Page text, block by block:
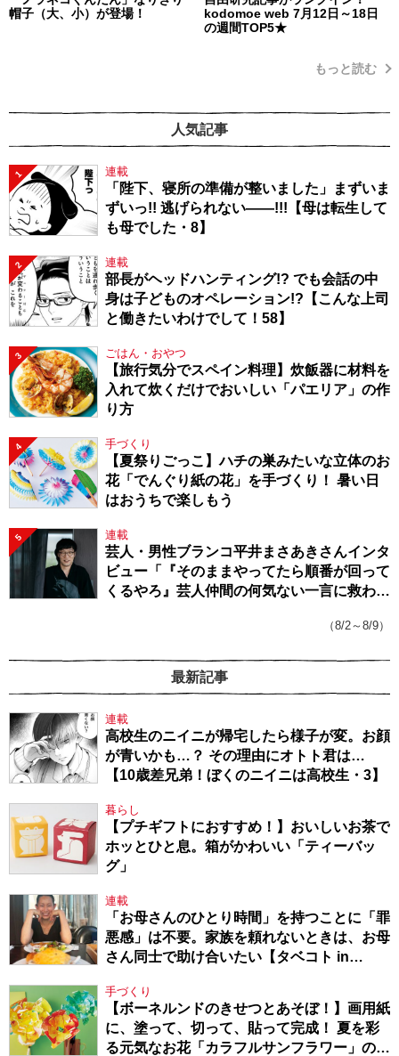
帽子（大、小）が登場！
kodomoe web 7月12日～18日
の週間TOP5★
もっと読む
人気記事
1 連載
「陛下、寝所の準備が整いました」まずいま
ずいっ!! 逃げられない――!!!【母は転生して
も母でした・8】
2 連載
部長がヘッドハンティング!? でも会話の中
身は子どものオペレーション!?【こんな上司
と働きたいわけでして！58】
3 ごはん・おやつ
【旅行気分でスペイン料理】炊飯器に材料を
入れて炊くだけでおいしい「パエリア」の作
り方
4 手づくり
【夏祭りごっこ】ハチの巣みたいな立体のお
花「でんぐり紙の花」を手づくり！ 暑い日
はおうちで楽しもう
5 連載
芸人・男性ブランコ平井まさあきさんインタ
ビュー「『そのままやってたら順番が回って
くるやろ』芸人仲間の何気ない一言に救われ
（8/2～8/9）
最新記事
連載
高校生のニイニが帰宅したら様子が変。お顔
が青いかも…？ その理由にオトト君は…
【10歳差兄弟！ぼくのニイニは高校生・3】
暮らし
【プチギフトにおすすめ！】おいしいお茶で
ホッとひと息。箱がかわいい「ティーバッ
グ」
連載
「お母さんのひとり時間」を持つことに「罪
悪感」は不要。家族を頼れないときは、お母
さん同士で助け合いたい【タベコト in
手づくり
【ボーネルンドのきせつとあそぼ！】画用紙
に、塗って、切って、貼って完成！ 夏を彩
る元気なお花「カラフルサンフラワー」の作